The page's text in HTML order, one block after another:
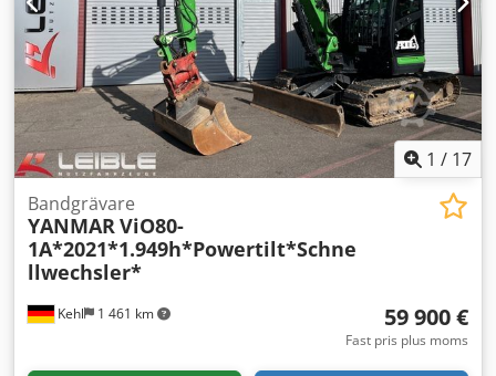
1 / 17
Kehl 1 461 km
Bandgrävare
YANMAR ViO80-
1A*2021*1.949h*Powertilt*Schne
llwechsler*
59 900 €
Fast pris plus moms